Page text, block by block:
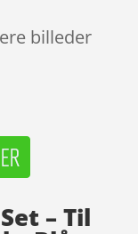
billeder
– Til